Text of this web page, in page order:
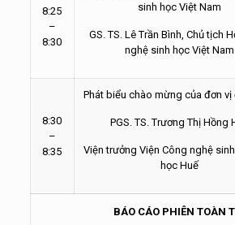
8:25
–
8:30
sinh học Việt Nam
GS. TS. Lê Trần Bình, Chủ tịch
nghệ sinh học Việt Nam
8:30
–
8:35
Phát biểu chào mừng của đơn
PGS. TS. Trương Thị Hồng
Viện trưởng Viện Công nghệ
học Huế
BÁO CÁO PHIÊN TOÀN